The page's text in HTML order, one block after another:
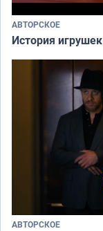
АВТОРСКОЕ
История
АВТОРСКОЕ